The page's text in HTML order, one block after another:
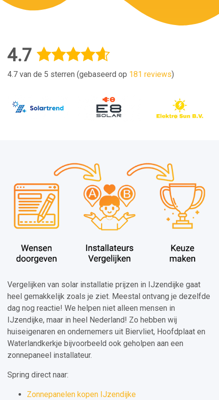
4.7
4.7 van de 5 sterren (gebaseerd op 181 reviews)
Vergelijken van solar installatie prijzen in IJzendijke gaat
heel gemakkelijk zoals je ziet. Meestal ontvang je dezelfde
dag nog reactie! We helpen niet alleen mensen in
IJzendijke, maar in heel Nederland! Zo hebben wij
huiseigenaren en ondernemers uit Biervliet, Hoofdplaat en
Waterlandkerkje bijvoorbeeld ook geholpen aan een
zonnepaneel installateur.
Spring direct naar:
Zonnepanelen kopen IJzendijke